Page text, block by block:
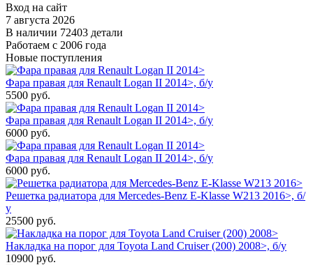
Вход на сайт
7 августа 2026
В наличии 72403 детали
Работаем с 2006 года
Новые поступления
Фара правая для Renault Logan II 2014>, б/у
5500 руб.
Фара правая для Renault Logan II 2014>, б/у
6000 руб.
Фара правая для Renault Logan II 2014>, б/у
6000 руб.
Решетка радиатора для Mercedes-Benz E-Klasse W213 2016>, б/
у
25500 руб.
Накладка на порог для Toyota Land Cruiser (200) 2008>, б/у
10900 руб.